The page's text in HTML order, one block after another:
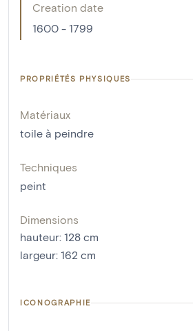
Creation date
1600 - 1799
PROPRIÉTÉS PHYSIQUES
Matériaux
toile à peindre
Techniques
peint
Dimensions
hauteur: 128 cm
largeur: 162 cm
ICONOGRAPHIE